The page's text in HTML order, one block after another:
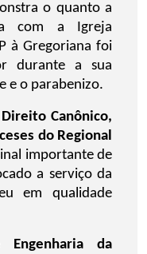
o quanto a
com a Igreja
à Gregoriana foi
durante a sua
e o parabenizo.
Canônico,
do Regional
importante de
a serviço da
em qualidade
da